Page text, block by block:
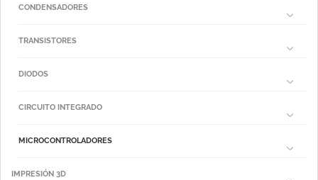
CONDENSADORES
TRANSISTORES
DIODOS
CIRCUITO INTEGRADO
MICROCONTROLADORES
IMPRESIÓN 3D